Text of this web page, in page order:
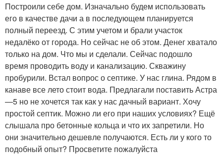
Построили себе дом. Изначально будем использовать
его в качестве дачи а в последующем планируется
полный переезд. С этим учетом и брали участок
недалёко от города. Но сейчас не об этом. Денег хватало
только на дом. Что мы и сделали. Сейчас подошло
время проводить воду и канализацию. Скважину
пробурили. Встал вопрос о септике. У нас глина. Рядом в
канаве все лето стоит вода. Предлагали поставить Астра
—5 но не хочется так как у нас дачный вариант. Хочу
простой септик. Можно ли его при наших условиях? Ещё
слышала про бетонные кольца и что их запретили. Но
они значительно дешевле получаются. Есть ли у кого то
подобный опыт? Просветите пожалуйста